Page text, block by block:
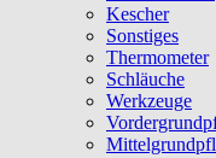
Kescher
Sonstiges
Thermometer
Schläuche
Werkzeuge